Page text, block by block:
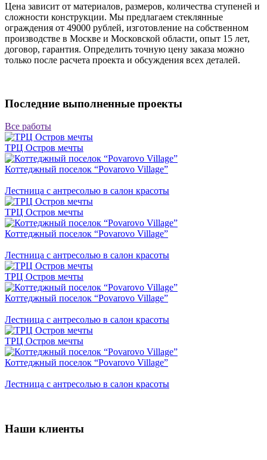
Цена зависит от материалов, размеров, количества ступеней и
сложности конструкции. Мы предлагаем стеклянные
ограждения от 49000 рублей, изготовление на собственном
производстве в Москве и Московской области, опыт 15 лет,
договор, гарантия. Определить точную цену заказа можно
только после расчета проекта и обсуждения всех деталей.
Последние выполненные проекты
Все работы
ТРЦ Остров мечты
Коттеджный поселок “Povarovo Village”
Лестница с антресолью в салон красоты
ТРЦ Остров мечты
Коттеджный поселок “Povarovo Village”
Лестница с антресолью в салон красоты
ТРЦ Остров мечты
Коттеджный поселок “Povarovo Village”
Лестница с антресолью в салон красоты
ТРЦ Остров мечты
Коттеджный поселок “Povarovo Village”
Лестница с антресолью в салон красоты
Наши клиенты